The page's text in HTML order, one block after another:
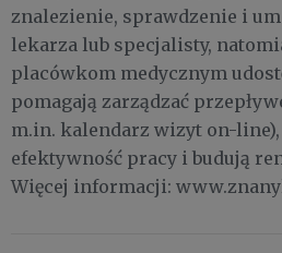
znalezienie, sprawdzenie i
lekarza lub specjalisty,
placówkom medycznym
pomagają zarządzać
m.in. kalendarz wizyt on-
efektywność pracy i budują
Więcej informacji: